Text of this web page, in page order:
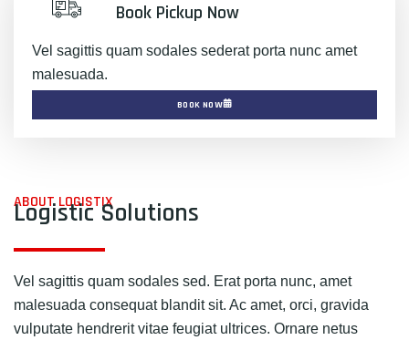
Book Pickup Now
Vel sagittis quam sodales sederat porta nunc amet
malesuada.
BOOK NOW
ABOUT LOGISTIX
Logistic Solutions
Vel sagittis quam sodales sed. Erat porta nunc, amet
malesuada consequat blandit sit. Ac amet, orci, gravida
vulputate hendrerit vitae feugiat ultrices. Ornare netus